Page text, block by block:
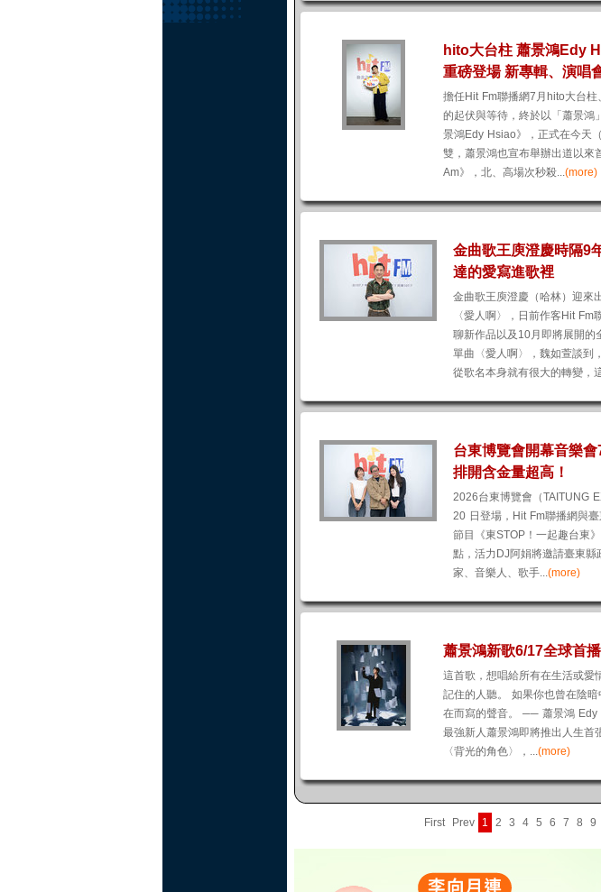
hito大台柱 蕭景鴻Edy
重磅登場 新專輯、演唱
擔任Hit Fm聯播網7月hito大台
的起伏與等待，終於以「蕭景鴻
景鴻Edy Hsiao》，正式在今天
雙，蕭景鴻也宣布舉辦出道以來
Am》，北、高場次秒殺...(more)
金曲歌王庾澄慶時隔9
達的愛寫進歌裡
金曲歌王庾澄慶（哈林）迎來
〈愛人啊〉，日前作客Hit
聊新作品以及10月即將展開的
單曲〈愛人啊〉，魏如萱談到
從歌名本身就有很大的轉變，
台東博覽會開幕音樂
排開含金量超高！
2026台東博覽會（TAITUNG
20 日登場，Hit Fm聯播網與
節目《東STOP！一起趣台東
點，活力DJ阿娟將邀請臺東
家、音樂人、歌手...(more)
蕭景鴻新歌6/17全球首播
這首歌，想唱給所有在生活或愛
記住的人聽。 如果你也曾在陰
在而寫的聲音。 ── 蕭景鴻 Edy
最強新人蕭景鴻即將推出人生首
〈背光的角色〉，...(more)
First Prev 1 2 3 4 5 6 7 8 9